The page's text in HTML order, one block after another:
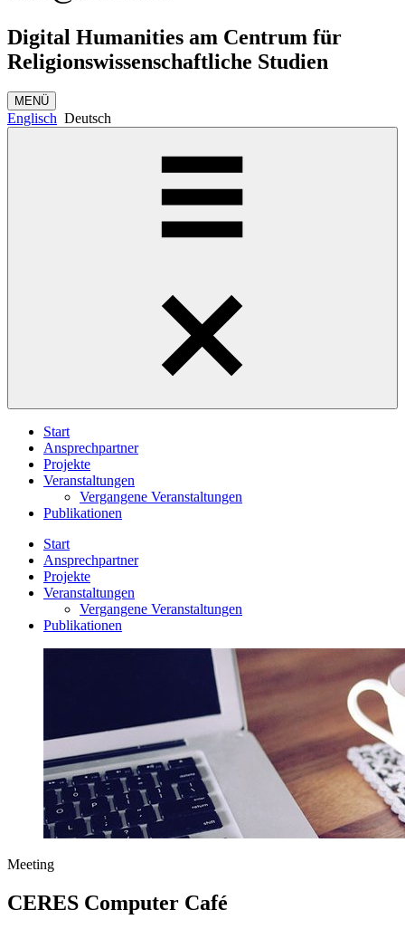
Digital Humanities am Centrum für
Religionswissenschaftliche Studien
MENÜ
Englisch Deutsch
Start
Ansprechpartner
Projekte
Veranstaltungen
Vergangene Veranstaltungen
Publikationen
Start
Ansprechpartner
Projekte
Veranstaltungen
Vergangene Veranstaltungen
Publikationen
Meeting
CERES Computer Café